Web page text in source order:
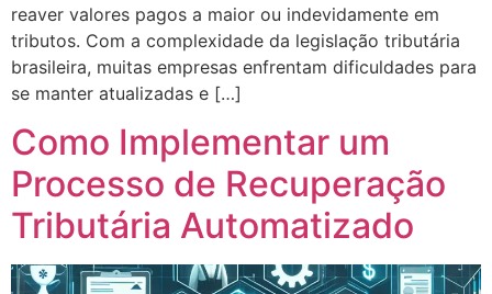
reaver valores pagos a maior ou indevidamente em
tributos. Com a complexidade da legislação tributária
brasileira, muitas empresas enfrentam dificuldades para
se manter atualizadas e […]
Como Implementar um
Processo de Recuperação
Tributária Automatizado